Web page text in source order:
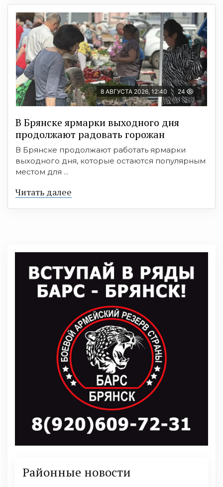
8 АВГУСТА 2026, 12:40 24
В Брянске ярмарки выходного дня
продолжают радовать горожан
В Брянске продолжают работать ярмарки
выходного дня, которые остаются популярным
местом для ...
Читать далее
Районные новости